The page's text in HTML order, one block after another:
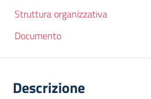
Struttura organizzativa
Documento
Descrizione